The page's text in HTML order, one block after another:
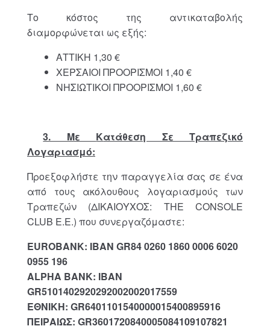
Το κόστος της αντικαταβολής
διαμορφώνεται ως εξής:
ΑΤΤΙΚΗ 1,30 €
ΧΕΡΣΑΙΟΙ ΠΡΟΟΡΙΣΜΟΙ 1,40 €
ΝΗΣΙΩΤΙΚΟΙ ΠΡΟΟΡΙΣΜΟΙ 1,60 €
3. Με Kατάθεση Σε Τραπεζικό
Λογαριασμό:
Προεξοφλήστε την παραγγελία σας σε ένα
από τους ακόλουθους λογαριασμούς των
Τραπεζών (ΔΙΚΑΙΟΥΧΟΣ: THE CONSOLE
CLUB Ε.Ε.) που συνεργαζόμαστε:
EUROBANK: IBAN GR84 0260 1860 0006 6020
0955 196
ALPHA BANK: IBAN
GR5101402920292002002017559
ΕΘΝΙΚΗ: GR6401101540000015400895916
ΠΕΙΡΑΙΩΣ: GR3601720840005084109107821